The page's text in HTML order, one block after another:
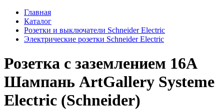
Главная
Каталог
Розетки и выключатели Schneider Electric
Электрические розетки Schneider Electric
Розетка с заземлением 16А
Шампань ArtGallery Systeme
Electric (Schneider)